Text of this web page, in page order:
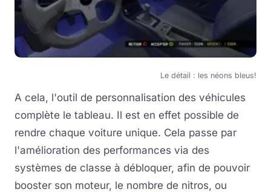
Le détail : les néons bleus!
A cela, l'outil de personnalisation des véhicules
complète le tableau. Il est en effet possible de
rendre chaque voiture unique. Cela passe par
l'amélioration des performances via des
systèmes de classe à débloquer, afin de pouvoir
booster son moteur, le nombre de nitros, ou